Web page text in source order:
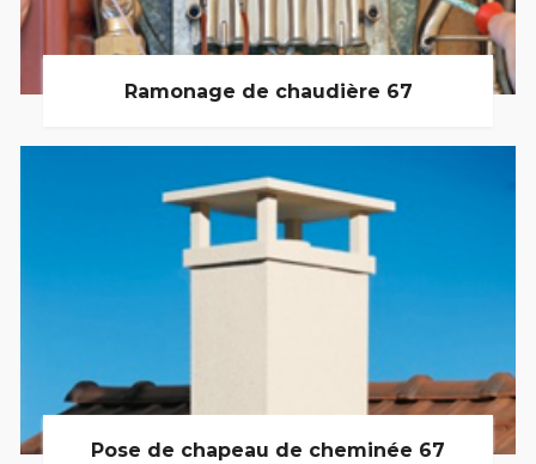
Ramonage de chaudière 67
Pose de chapeau de cheminée 67